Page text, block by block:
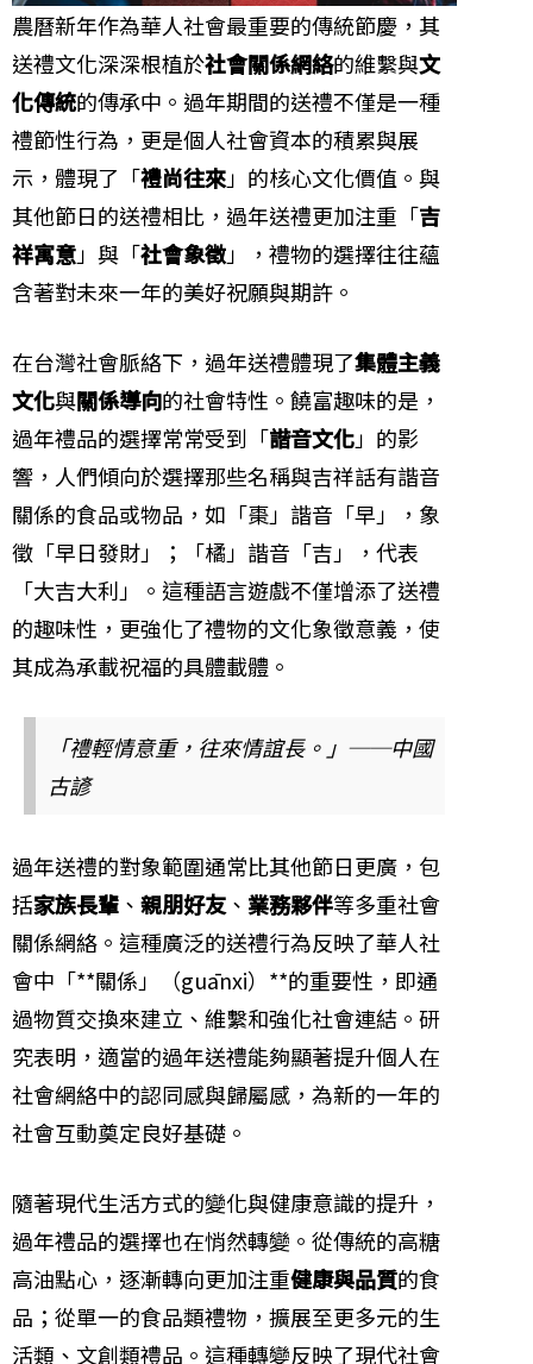
農曆新年作為華人社會最重要的傳統節慶，其
送禮文化深深根植於社會關係網絡的維繫與文
化傳統的傳承中。過年期間的送禮不僅是一種
禮節性行為，更是個人社會資本的積累與展
示，體現了「禮尚往來」的核心文化價值。與
其他節日的送禮相比，過年送禮更加注重「吉
祥寓意」與「社會象徵」，禮物的選擇往往蘊
含著對未來一年的美好祝願與期許。
在台灣社會脈絡下，過年送禮體現了集體主義
文化與關係導向的社會特性。饒富趣味的是，
過年禮品的選擇常常受到「諧音文化」的影
響，人們傾向於選擇那些名稱與吉祥話有諧音
關係的食品或物品，如「棗」諧音「早」，象
徵「早日發財」；「橘」諧音「吉」，代表
「大吉大利」。這種語言遊戲不僅增添了送禮
的趣味性，更強化了禮物的文化象徵意義，使
其成為承載祝福的具體載體。
「禮輕情意重，往來情誼長。」──中國
古諺
過年送禮的對象範圍通常比其他節日更廣，包
括家族長輩 、 親朋好友 、 業務夥伴等多重社會
關係網絡。這種廣泛的送禮行為反映了華人社
會中「**關係」（guānxi）**的重要性，即通
過物質交換來建立、維繫和強化社會連結。研
究表明，適當的過年送禮能夠顯著提升個人在
社會網絡中的認同感與歸屬感，為新的一年的
社會互動奠定良好基礎。
隨著現代生活方式的變化與健康意識的提升，
過年禮品的選擇也在悄然轉變。從傳統的高糖
高油點心，逐漸轉向更加注重健康與品質的食
品；從單一的食品類禮物，擴展至更多元的生
活類、文創類禮品。這種轉變反映了現代社會